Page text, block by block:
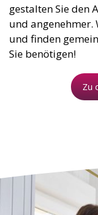
gestalten Sie den
und angenehmer.
und finden
Sie benötigen!
Zu